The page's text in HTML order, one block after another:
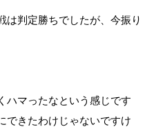
判定勝ちでしたが、今振り
マったなという感じです
できたわけじゃないですけ